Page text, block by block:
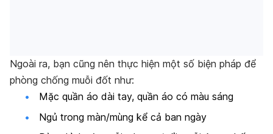
Ngoài ra, bạn cũng nên thực hiện một số biện pháp để
phòng chống muỗi đốt như:
Mặc quần áo dài tay, quần áo có màu sáng
Ngủ trong màn/mùng kể cả ban ngày